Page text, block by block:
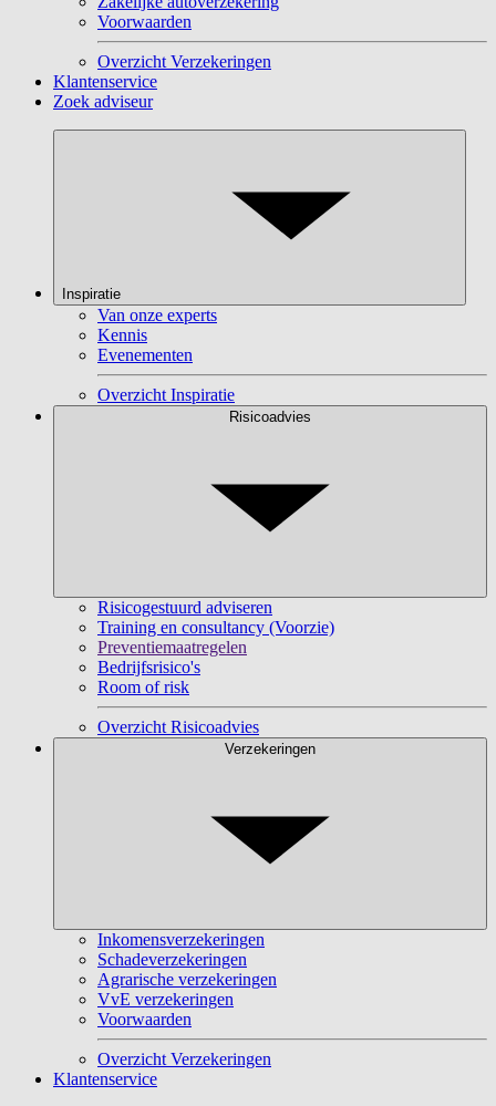
Voorwaarden
Overzicht Verzekeringen
Klantenservice
Zoek adviseur
Inspiratie
Van onze experts
Kennis
Evenementen
Overzicht Inspiratie
Risicoadvies
Risicogestuurd adviseren
Training en consultancy (Voorzie)
Preventiemaatregelen
Bedrijfsrisico's
Room of risk
Overzicht Risicoadvies
Verzekeringen
Inkomensverzekeringen
Schadeverzekeringen
Agrarische verzekeringen
VvE verzekeringen
Voorwaarden
Overzicht Verzekeringen
Klantenservice